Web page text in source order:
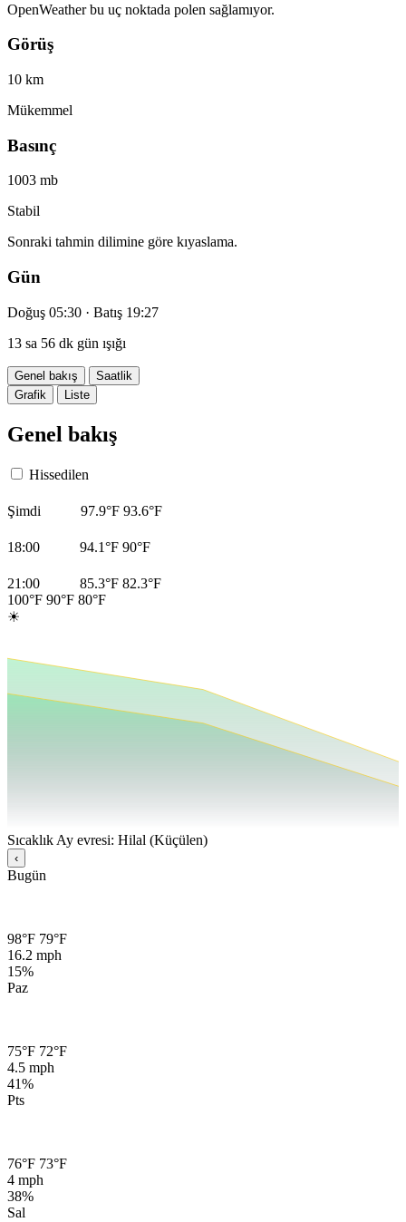
OpenWeather bu uç noktada polen sağlamıyor.
Görüş
10 km
Mükemmel
Basınç
1003 mb
Stabil
Sonraki tahmin dilimine göre kıyaslama.
Gün
Doğuş 05:30 · Batış 19:27
13 sa 56 dk gün ışığı
Genel bakış
Saatlik
Grafik
Liste
Genel bakış
Hissedilen
Şimdi 97.9°F 93.6°F
18:00 94.1°F 90°F
21:00 85.3°F 82.3°F
100°F 90°F 80°F
☀
Sıcaklık Ay evresi: Hilal (Küçülen)
‹
Bugün
98°F 79°F
16.2 mph
15%
Paz
75°F 72°F
4.5 mph
41%
Pts
76°F 73°F
4 mph
38%
Sal